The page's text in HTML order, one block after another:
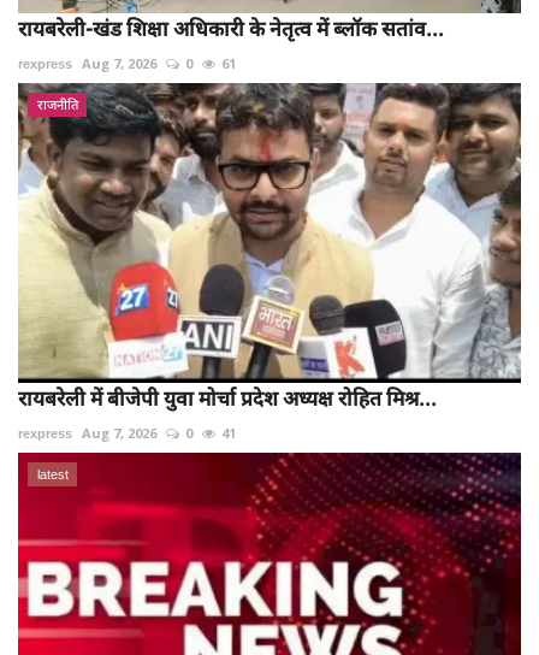
रायबरेली-खंड शिक्षा अधिकारी के नेतृत्व में ब्लॉक सतांव...
rexpress Aug 7, 2026 0 61
राजनीति
रायबरेली में बीजेपी युवा मोर्चा प्रदेश अध्यक्ष रोहित मिश्र...
rexpress Aug 7, 2026 0 41
latest